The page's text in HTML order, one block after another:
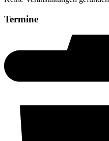
Termine